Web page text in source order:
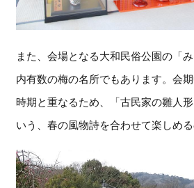
また、会場となる大和民俗公園の「
内有数の梅の名所でもあります。会
時期と重なるため、「古民家の雛人
いう、春の風物詩を合わせて楽しめ